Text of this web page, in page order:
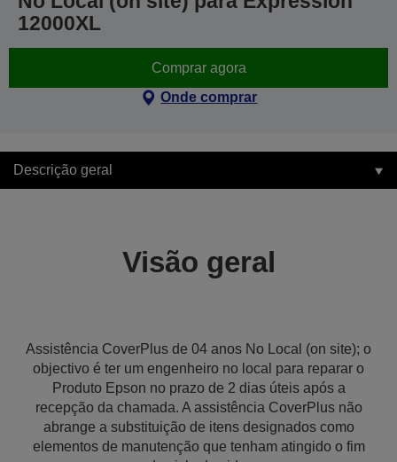
12000XL
Comprar agora
Onde comprar
Descrição geral
Visão geral
Assistência CoverPlus de 04 anos No Local (on site); o
objectivo é ter um engenheiro no local para reparar o
Produto Epson no prazo de 2 dias úteis após a
recepção da chamada. A assistência CoverPlus não
abrange a substituição de itens designados como
elementos de manutenção que tenham atingido o fim